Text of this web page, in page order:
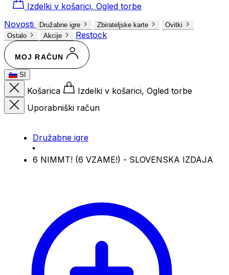
Izdelki v košarici, Ogled torbe
Novosti
Družabne igre Zbirateljske karte
Ovitki
Ostalo
Akcije Restock
MOJ RAČUN
SI
Košarica
Izdelki v košarici, Ogled torbe
Uporabniški račun
Družabne igre
6 NIMMT! (6 VZAME!) - SLOVENSKA IZDAJA